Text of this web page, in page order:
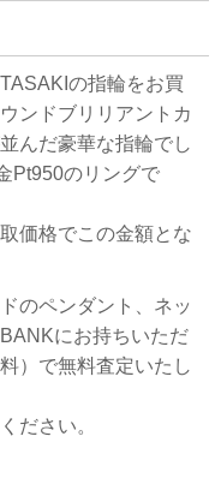
の指輪をお買
ンドブリリアントカ
んだ豪華な指輪でし
Pt950のリングで
価格でこの金額とな
のペンダント、ネッ
にお持ちいただ
）で無料査定いたし
ださい。